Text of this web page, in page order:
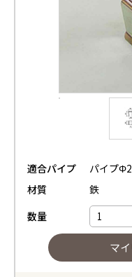
適合パイプ
パイプ
材質
鉄
数量